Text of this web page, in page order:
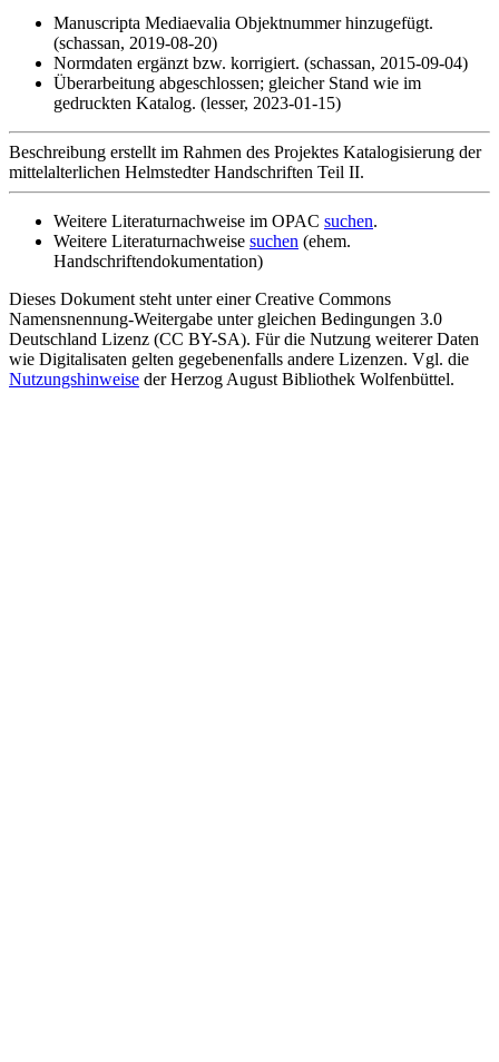
Manuscripta Mediaevalia Objektnummer hinzugefügt.
(schassan, 2019-08-20)
Normdaten ergänzt bzw. korrigiert. (schassan, 2015-09-04)
Überarbeitung abgeschlossen; gleicher Stand wie im
gedruckten Katalog. (lesser, 2023-01-15)
Beschreibung erstellt im Rahmen des Projektes Katalogisierung der
mittelalterlichen Helmstedter Handschriften Teil II.
Weitere Literaturnachweise im OPAC suchen.
Weitere Literaturnachweise suchen (ehem.
Handschriftendokumentation)
Dieses Dokument steht unter einer Creative Commons
Namensnennung-Weitergabe unter gleichen Bedingungen 3.0
Deutschland Lizenz (CC BY-SA). Für die Nutzung weiterer Daten
wie Digitalisaten gelten gegebenenfalls andere Lizenzen. Vgl. die
Nutzungshinweise der Herzog August Bibliothek Wolfenbüttel.